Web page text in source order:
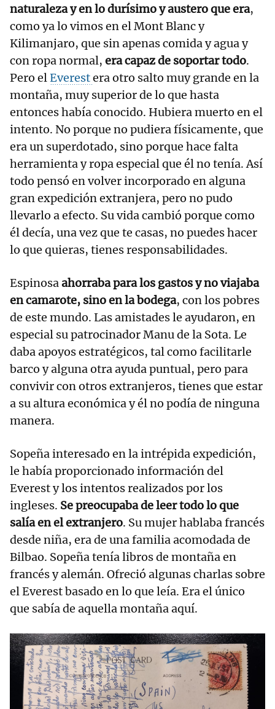
naturaleza y en lo durísimo y austero que era,
como ya lo vimos en el Mont Blanc y
Kilimanjaro, que sin apenas comida y agua y
con ropa normal, era capaz de soportar todo.
Pero elEverestera otro salto muy grande en la
montaña, muy superior de lo que hasta
entonces había conocido. Hubiera muerto en el
intento. No porque no pudiera físicamente, que
era un superdotado, sino porque hace falta
herramienta y ropa especial que él no tenía. Así
todo pensó en volver incorporado en alguna
gran expedición extranjera, pero no pudo
llevarlo a efecto. Su vida cambió porque como
él decía, una vez que te casas, no puedes hacer
lo que quieras, tienes responsabilidades.
Espinosaahorraba para los gastos y no viajaba
en camarote, sino en la bodega, con los pobres
de este mundo. Las amistades le ayudaron, en
especial su patrocinador Manu de la Sota. Le
daba apoyos estratégicos, tal como facilitarle
barco y alguna otra ayuda puntual, pero para
convivir con otros extranjeros, tienes que estar
a su altura económica y él no podía de ninguna
manera.
Sopeña interesado en la intrépida expedición,
le había proporcionado información del
Everest y los intentos realizados por los
ingleses. Se preocupaba de leer todo lo que
salía en el extranjero. Su mujer hablaba francés
desde niña, era de una familia acomodada de
Bilbao. Sopeña tenía libros de montaña en
francés y alemán. Ofreció algunas charlas sobre
el Everest basado en lo que leía. Era el único
que sabía de aquella montaña aquí.